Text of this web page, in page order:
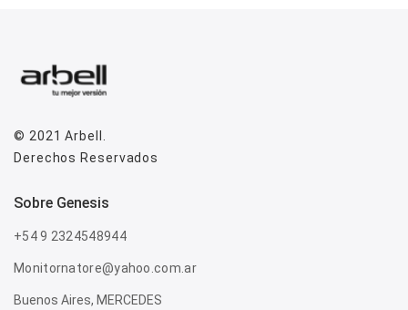
© 2021Arbell
Derechos Reservados
sobre genesis
+54 9 2324548944
Monitornatore@yahoo.com.ar
Buenos Aires, MERCEDES